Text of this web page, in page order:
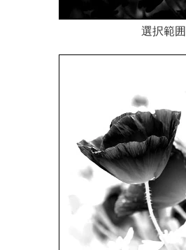
選択範囲